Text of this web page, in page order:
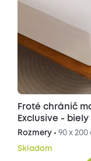
Froté chránič
Exclusive -
Rozmery • 90 x 200
Skladom